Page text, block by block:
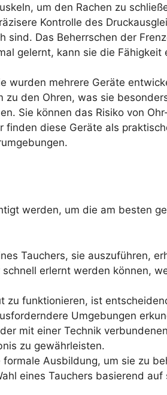
um den Rachen zu
Kontrolle des
sind. Das Beherrschen der
gelernt, kann sie die Fähigkeit
wurden mehrere Geräte
den Ohren, was sie
Sie können das Risiko von
diese Geräte als
werden, um die am besten
Tauchers, sie auszuführen,
erlernt werden können,
zu funktionieren, ist
Umgebungen
mit einer Technik
zu gewährleisten.
Ausbildung, um sie zu
eines Tauchers basierend